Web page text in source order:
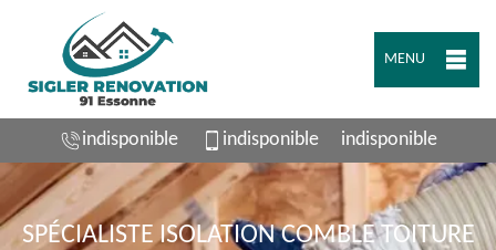
MENU
indisponible indisponible indisponible
SPÉCIALISTE ISOLATION COMBLE TOITURE